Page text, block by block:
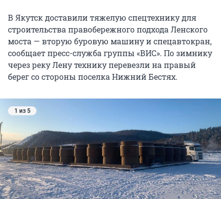
В Якутск доставили тяжелую спецтехнику для
строительства правобережного подхода Ленского
моста — вторую буровую машину и спецавтокран,
сообщает пресс-служба группы «ВИС». По зимнику
через реку Лену технику перевезли на правый
берег со стороны поселка Нижний Бестях.
1 из 5